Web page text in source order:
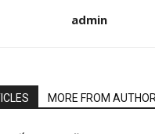
admin
MORE FROM